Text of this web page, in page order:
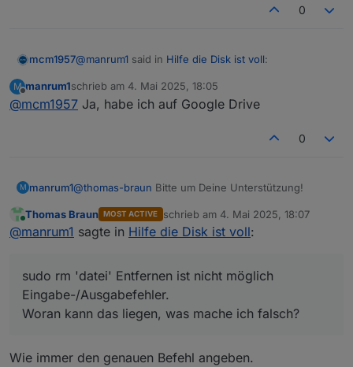
0
mcm1957@manrum1 said in Hilfe die Disk ist voll:
@ thomas-braunBitte um Deine Unterstützung!
gerne den Inhalt von opt/iobroker/backups
Du hast die (oder zumindest ein vollständiges)
feststellst das die Installation zerschossen ist...
M
Offline
manrum1schrieb am 4. Mai 2025, 18:05
zuletzt editiert von
@mcm1957 Ja, habe ich auf Google Drive
0
M manrum1@thomas-braun Bitte um Deine Unterstützung!
Auch meine partition (rootfs) ist auf Grund der
Backup-Größe zu 100% voll. Ich habe die nvme nun
auch die partion und würde nun gerne den Inhalt von
opt/iobroker/backups vollständig löschen (rm -f
Das funktioniert aber nicht, es kommt ein:
sudo rm 'datei' Entfernen ist nicht möglich
Woran kann das liegen, was mache ich falsch?
Thomas Braun MOST ACTIVE schrieb am 4. Mai 2025, 18:07
zuletzt editiert von
@manrum1 sagte in Hilfe die Disk ist voll:
sudo rm 'datei' Entfernen ist nicht möglich
Eingabe-/Ausgabefehler.
Woran kann das liegen, was mache ich falsch?
Wie immer den genauen Befehl angeben.